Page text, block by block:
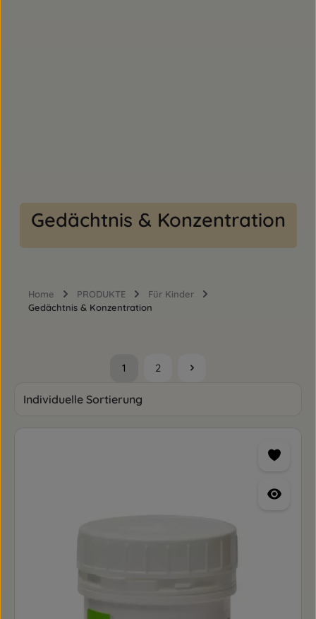
Gedächtnis & Konzentration
Home PRODUKTE
Für Kinder
Gedächtnis & Konzentration
Seite
1 Seite
2